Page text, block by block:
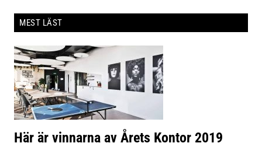
MEST LÄST
Här är vinnarna av Årets Kontor 2019